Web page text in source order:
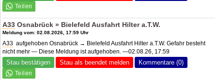
A33 Osnabrück » Bielefeld Ausfahrt Hilter a.T.W.
Meldung vom: 02.08.2026, 17:59 Uhr
A33 aufgehoben Osnabrück → Bielefeld Ausfahrt Hilter a.T.W. Gefahr besteht
nicht mehr — Diese Meldung ist aufgehoben. —02.08.26, 17:59
Stau bestätigen Stau als beendet melden Kommentare (0)